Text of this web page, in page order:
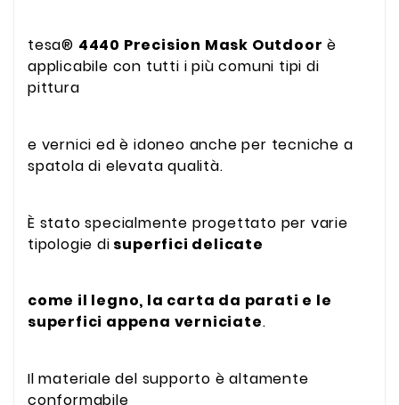
tesa® 4440 Precision Mask Outdoor è
applicabile con tutti i più comuni tipi di
pittura
e vernici ed è idoneo anche per tecniche a
spatola di elevata qualità.
È stato specialmente progettato per varie
tipologie di superfici delicate
come il legno, la carta da parati e le
superfici appena verniciate.
Il materiale del supporto è altamente
conformabile